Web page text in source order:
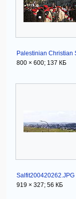
800 × 600; 137 КБ
Salfit200420262.JPG
919 × 327; 56 КБ